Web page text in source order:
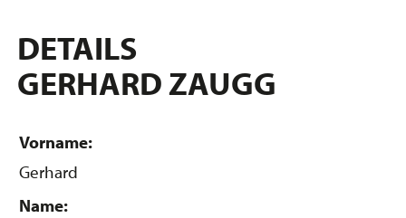
DETAILS
GERHARD ZAUGG
Vorname:
Gerhard
Name: